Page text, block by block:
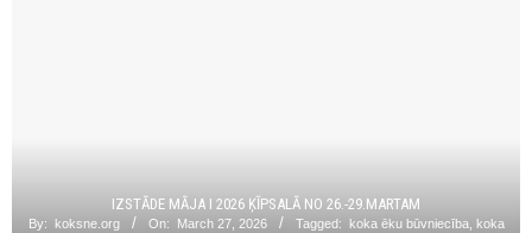
IZSTĀDE MĀJA I 2026 ĶĪPSALĀ NO 26.-29.MARTAM
By: koksne.org On: March 27, 2026 Tagged: koka ēku būvniecība
koka